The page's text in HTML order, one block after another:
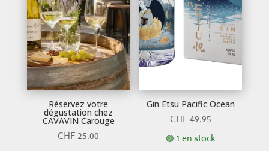
Réservez votre
dégustation chez
CAVAVIN Carouge
CHF25.00
Gin Etsu Pacific Ocean
CHF49.95
🟢 1 en stock